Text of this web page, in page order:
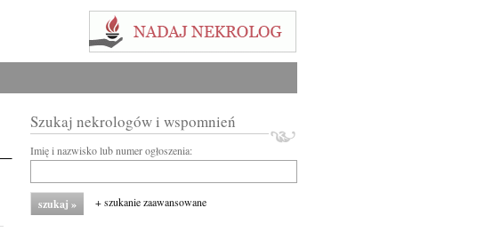
Szukaj nekrologów i wspomnień
Imię i nazwisko lub numer ogłoszenia:
+ szukanie zaawansowane